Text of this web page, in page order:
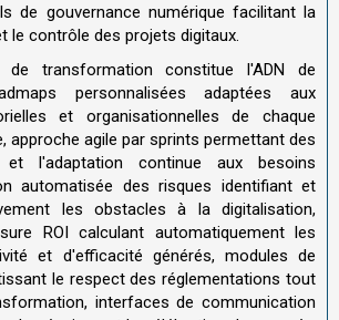
de gouvernance numérique facilitant la
le contrôle des projets digitaux.
de transformation constitue l'ADN de
personnalisées adaptées aux
et organisationnelles de chaque
approche agile par sprints permettant des
et l'adaptation continue aux besoins
automatisée des risques identifiant et
les obstacles à la digitalisation,
ROI calculant automatiquement les
et d'efficacité générés, modules de
le respect des réglementations tout
interfaces de communication